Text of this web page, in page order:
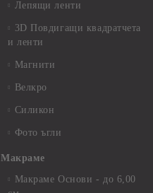
Лепящи ленти
3D Повдигащи квадратчета
и ленти
Магнити
Велкро
Силикон
Фото ъгли
Макраме
Макраме Основи - до 6,00